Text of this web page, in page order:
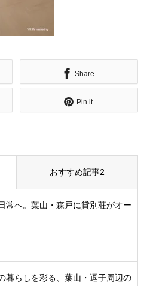
Share
Pin it
おすすめ記事2
常へ。葉山・森戸に貸別荘がオー
暮らしを彩る、葉山・逗子周辺の